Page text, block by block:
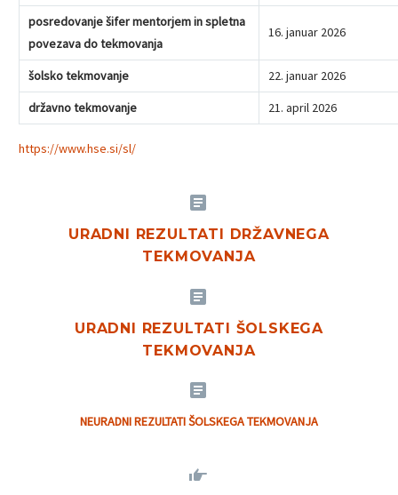
posredovanje šifer mentorjem in spletna
povezava do tekmovanja
16. januar 2026
šolsko tekmovanje
22. januar 2026
državno tekmovanje
21. april 2026
https://www.hse.si/sl/


URADNI REZULTATI DRŽAVNEGA
TEKMOVANJA


URADNI REZULTATI ŠOLSKEGA
TEKMOVANJA


NEURADNI REZULTATI ŠOLSKEGA TEKMOVANJA

